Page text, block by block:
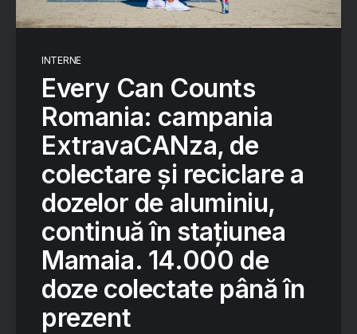
INTERNE
Every Can Counts
Romania: campania
ExtravaCANza, de
colectare și reciclare a
dozelor de aluminiu,
continuă în stațiunea
Mamaia. 14.000 de
doze colectate până în
prezent